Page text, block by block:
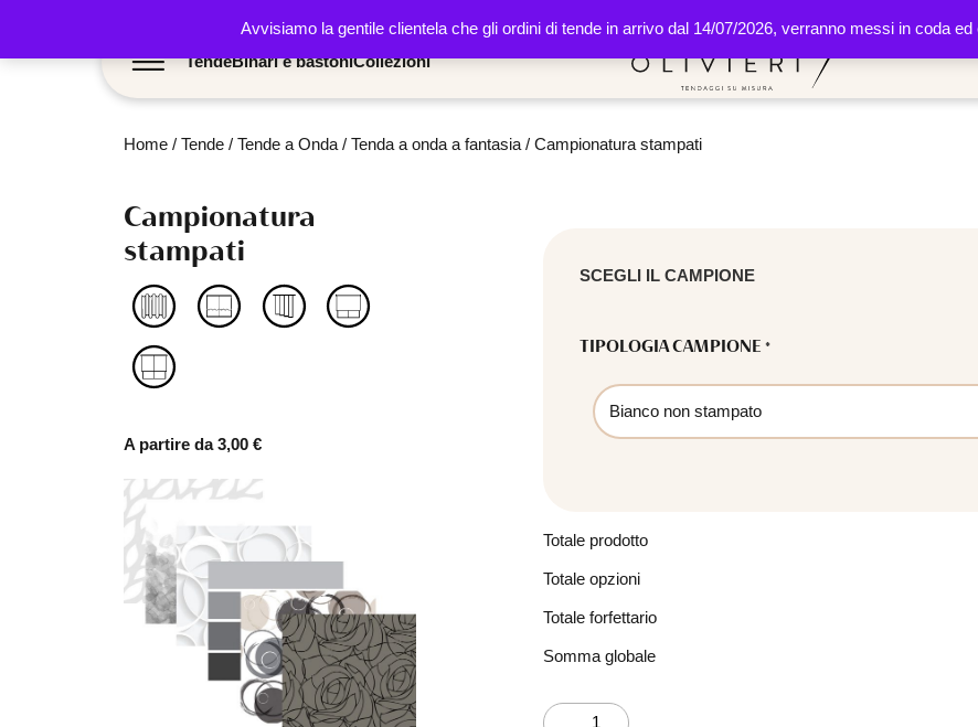
Avvisiamo la gentile clientela che gli ordini di tende in arrivo dal 14/07/2026, verranno messi in coda
TendeBinari e bastoniCollezioni
Home/ Tende/ Tende a Onda/ Tenda a onda a fantasia/ Campionatura stampati
Campionatura
stampati
A partire da 3,00 €
SCEGLI IL CAMPIONE
TIPOLOGIA CAMPIONE *
Totale prodotto
Totale opzioni
Totale forfettario
Somma globale
Campionatura